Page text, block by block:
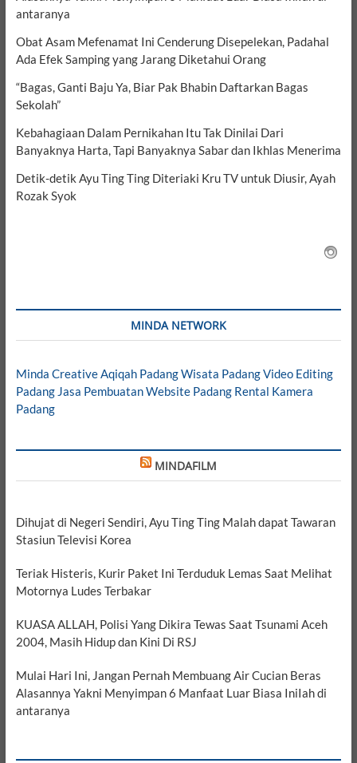
antaranya
Obat Asam Mefenamat Ini Cenderung Disepelekan, Padahal
Ada Efek Samping yang Jarang Diketahui Orang
“Bagas, Ganti Baju Ya, Biar Pak Bhabin Daftarkan Bagas
Sekolah”
Kebahagiaan Dalam Pernikahan Itu Tak Dinilai Dari
Banyaknya Harta, Tapi Banyaknya Sabar dan Ikhlas Menerima
Detik-detik Ayu Ting Ting Diteriaki Kru TV untuk Diusir, Ayah
Rozak Syok
MINDA NETWORK
Minda CreativeAqiqah PadangWisata PadangVideo Editing
Padang Jasa Pembuatan Website Padang Rental Kamera
Padang
MINDAFILM
Dihujat di Negeri Sendiri, Ayu Ting Ting Malah dapat Tawaran
Stasiun Televisi Korea
Teriak Histeris, Kurir Paket Ini Terduduk Lemas Saat Melihat
Motornya Ludes Terbakar
KUASA ALLAH, Polisi Yang Dikira Tewas Saat Tsunami Aceh
2004, Masih Hidup dan Kini Di RSJ
Mulai Hari Ini, Jangan Pernah Membuang Air Cucian Beras
Alasannya Yakni Menyimpan 6 Manfaat Luar Biasa IniIah di
antaranya